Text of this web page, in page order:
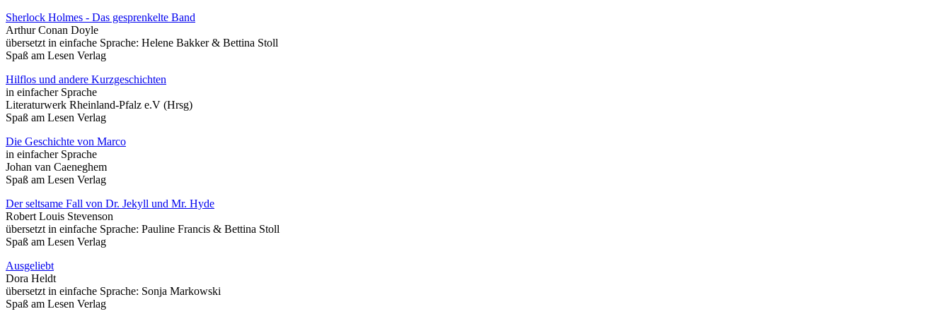
Sherlock Holmes - Das gesprenkelte Band
Arthur Conan Doyle
übersetzt in einfache Sprache: Helene Bakker & Bettina Stoll
Spaß am Lesen Verlag
Hilflos und andere Kurzgeschichten
in einfacher Sprache
Literaturwerk Rheinland-Pfalz e.V (Hrsg)
Spaß am Lesen Verlag
Die Geschichte von Marco
in einfacher Sprache
Johan van Caeneghem
Spaß am Lesen Verlag
Der seltsame Fall von Dr. Jekyll und Mr. Hyde
Robert Louis Stevenson
übersetzt in einfache Sprache: Pauline Francis & Bettina Stoll
Spaß am Lesen Verlag
Ausgeliebt
Dora Heldt
übersetzt in einfache Sprache: Sonja Markowski
Spaß am Lesen Verlag